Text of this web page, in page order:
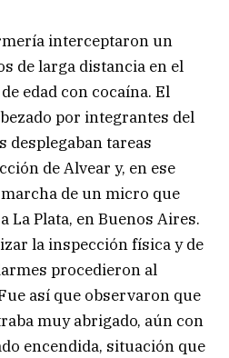
interceptaron un
de larga distancia en el
edad con cocaína. El
por integrantes del
desplegaban tareas
de Alvear y, en ese
de un micro que
La Plata, en Buenos Aires.
la inspección física y de
procedieron al
así que observaron que
muy abrigado, aún con
encendida, situación que